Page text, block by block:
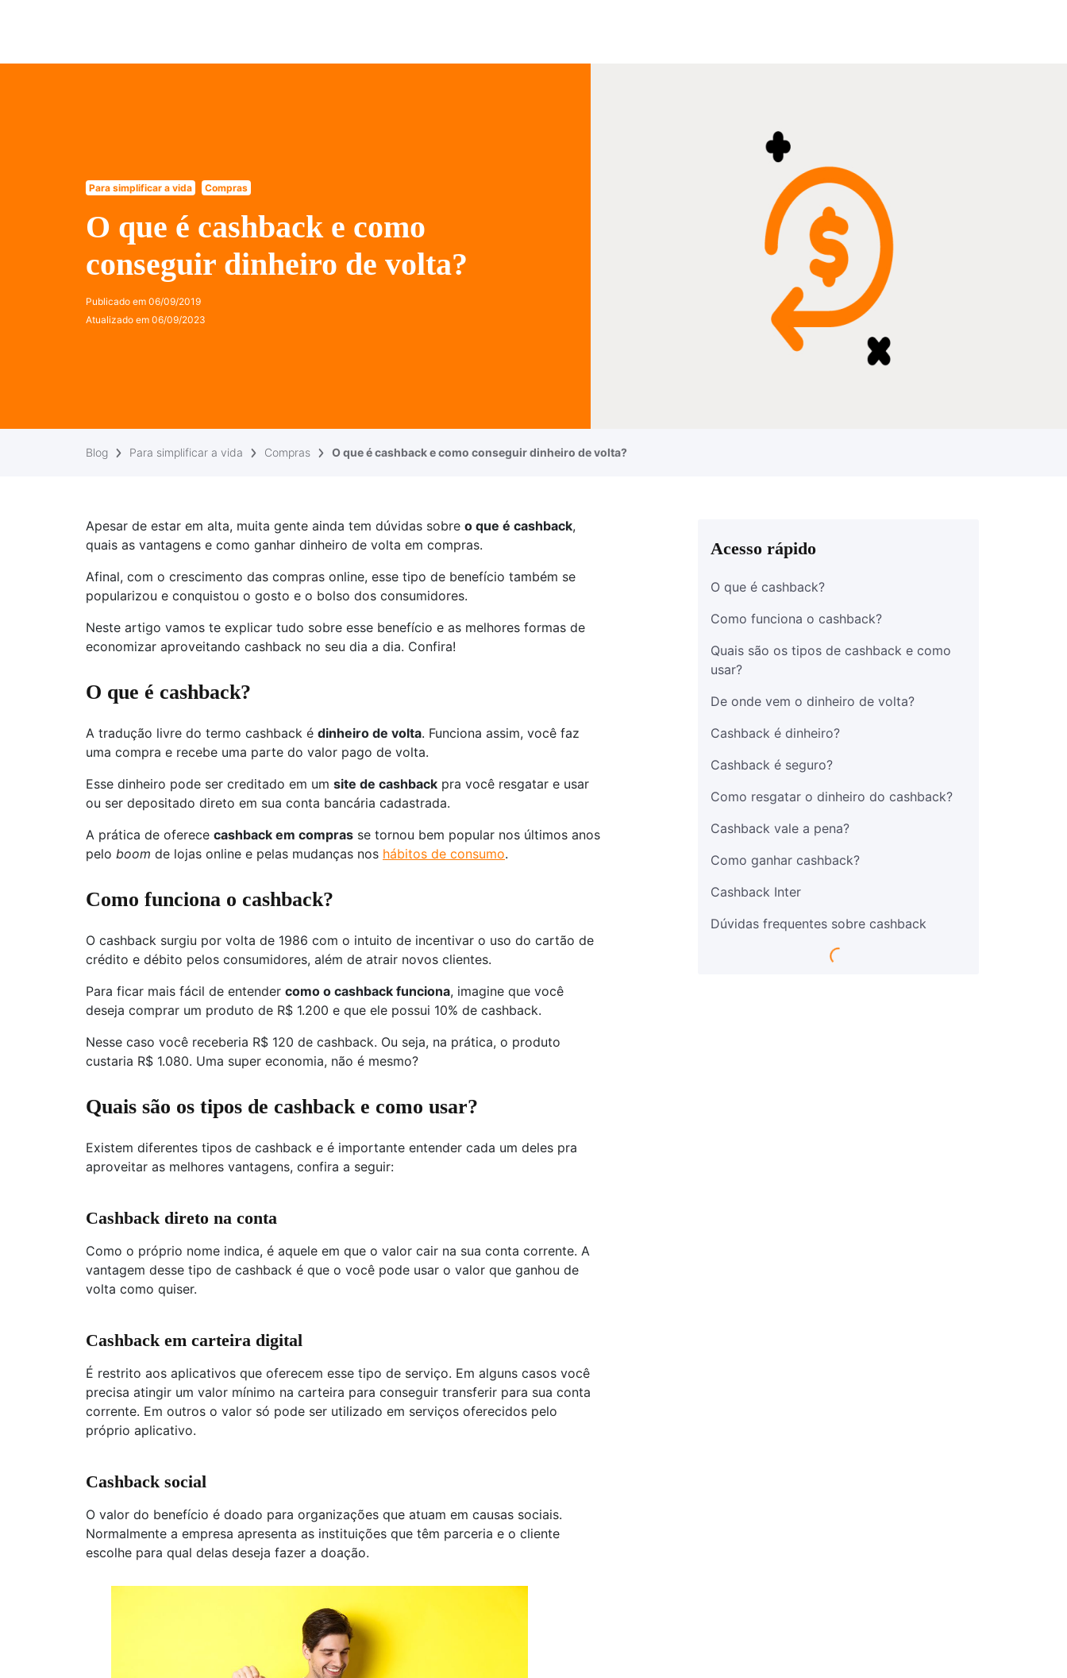
Para simplificar a vida Compras
O que é cashback e como
conseguir dinheiro de volta?
Publicado em 06/09/2019
Atualizado em 06/09/2023
Blog Para simplificar a vida Compras O que é cashback e como conseguir dinheiro de volta?
Apesar de estar em alta, muita gente ainda tem dúvidas sobre o que é cashback,
quais as vantagens e como ganhar dinheiro de volta em compras.
Afinal, com o crescimento das compras online, esse tipo de benefício também se
popularizou e conquistou o gosto e o bolso dos consumidores.
Neste artigo vamos te explicar tudo sobre esse benefício e as melhores formas de
economizar aproveitando cashback no seu dia a dia. Confira!
O que é cashback?
A tradução livre do termo cashback é dinheiro de volta. Funciona assim, você faz
uma compra e recebe uma parte do valor pago de volta.
Esse dinheiro pode ser creditado em um site de cashback pra você resgatar e usar
ou ser depositado direto em sua conta bancária cadastrada.
A prática de oferece cashback em compras se tornou bem popular nos últimos anos
pelo boom de lojas online e pelas mudanças nos hábitos de consumo.
Como funciona o cashback?
O cashback surgiu por volta de 1986 com o intuito de incentivar o uso do cartão de
crédito e débito pelos consumidores, além de atrair novos clientes.
Para ficar mais fácil de entender como o cashback funciona, imagine que você
deseja comprar um produto de R$ 1.200 e que ele possui 10% de cashback.
Nesse caso você receberia R$ 120 de cashback. Ou seja, na prática, o produto
custaria R$ 1.080. Uma super economia, não é mesmo?
Quais são os tipos de cashback e como usar?
Existem diferentes tipos de cashback e é importante entender cada um deles pra
aproveitar as melhores vantagens, confira a seguir:
Cashback direto na conta
Como o próprio nome indica, é aquele em que o valor cair na sua conta corrente. A
vantagem desse tipo de cashback é que o você pode usar o valor que ganhou de
volta como quiser.
Cashback em carteira digital
É restrito aos aplicativos que oferecem esse tipo de serviço. Em alguns casos você
precisa atingir um valor mínimo na carteira para conseguir transferir para sua conta
corrente. Em outros o valor só pode ser utilizado em serviços oferecidos pelo
próprio aplicativo.
Cashback social
O valor do benefício é doado para organizações que atuam em causas sociais.
Normalmente a empresa apresenta as instituições que têm parceria e o cliente
escolhe para qual delas deseja fazer a doação.
Acesso rápido
O que é cashback?
Como funciona o cashback?
Quais são os tipos de cashback e como
usar?
De onde vem o dinheiro de volta?
Cashback é dinheiro?
Cashback é seguro?
Como resgatar o dinheiro do cashback?
Cashback vale a pena?
Como ganhar cashback?
Cashback Inter
Dúvidas frequentes sobre cashback